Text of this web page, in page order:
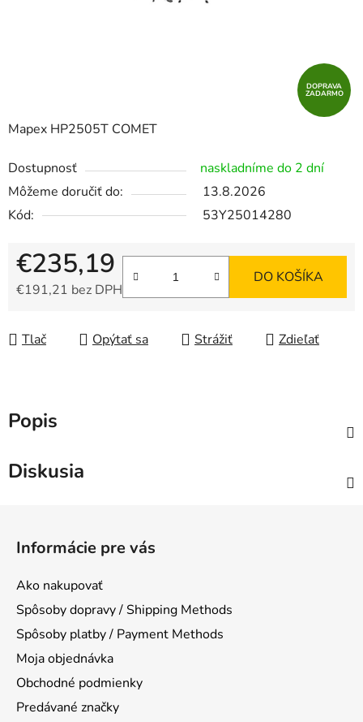
Mapex HP2505T COMET
Dostupnosť
naskladníme do 2 dní
Môžeme doručiť do:
13.8.2026
Kód:
53Y25014280
€235,19
€191,21 bez DPH
DO KOŠÍKA
Tlač Opýtať sa Strážiť Zdieľať
DOPRAVA
ZADARMO
Popis
Diskusia
Informácie pre vás
Ako nakupovať
Spôsoby dopravy / Shipping Methods
Spôsoby platby / Payment Methods
Moja objednávka
Obchodné podmienky
Predávané značky